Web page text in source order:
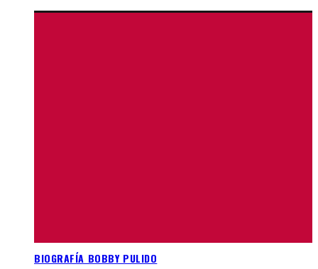
BIOGRAFÍA BOBBY PULIDO